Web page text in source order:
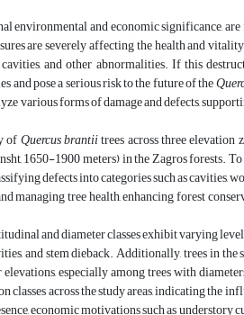
environmental and economic significance,
are severely affecting the health and
and other abnormalities. If this
and pose a serious risk to the future of the
various forms of damage and defects,
ofQuercus brantiitrees across three elevation
1650-1900 meters) in the Zagros forests.
defects into categories such as cavities,
tree health, enhancing forest
and diameter classes exhibit varying
and stem dieback. Additionally, trees in
especially among trees with
across the study areas, indicating the